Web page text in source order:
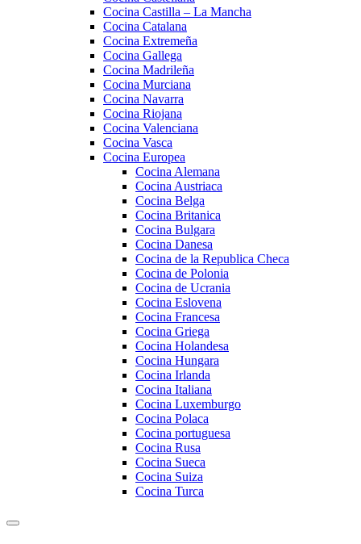
Cocina Castilla – La Mancha
Cocina Catalana
Cocina Extremeña
Cocina Gallega
Cocina Madrileña
Cocina Murciana
Cocina Navarra
Cocina Riojana
Cocina Valenciana
Cocina Vasca
Cocina Europea
Cocina Alemana
Cocina Austriaca
Cocina Belga
Cocina Britanica
Cocina Bulgara
Cocina Danesa
Cocina de la Republica Checa
Cocina de Polonia
Cocina de Ucrania
Cocina Eslovena
Cocina Francesa
Cocina Griega
Cocina Holandesa
Cocina Hungara
Cocina Irlanda
Cocina Italiana
Cocina Luxemburgo
Cocina Polaca
Cocina portuguesa
Cocina Rusa
Cocina Sueca
Cocina Suiza
Cocina Turca